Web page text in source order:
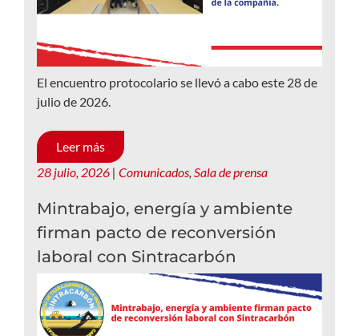
El encuentro protocolario se llevó a cabo este 28 de
julio de 2026.
Leer más
28 julio, 2026 | Comunicados, Sala de prensa
Mintrabajo, energía y ambiente
firman pacto de reconversión
laboral con Sintracarbón